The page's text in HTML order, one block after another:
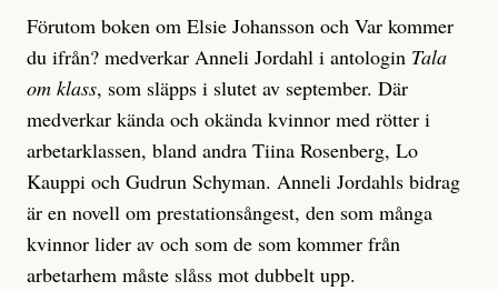
Förutom boken om Elsie Johansson och Var kommer
du ifrån? medverkar Anneli Jordahl i antologin Tala
om klass, som släpps i slutet av september. Där
medverkar kända och okända kvinnor med rötter i
arbetarklassen, bland andra Tiina Rosenberg, Lo
Kauppi och Gudrun Schyman. Anneli Jordahls bidrag
är en novell om prestationsångest, den som många
kvinnor lider av och som de som kommer från
arbetarhem måste slåss mot dubbelt upp.